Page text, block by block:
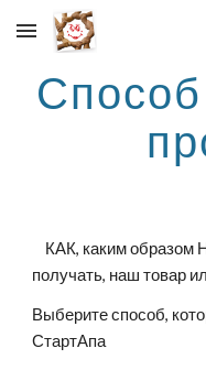
Skip to main content
КАК, каким образом
получать, наш товар
Выберите способ,
СтартАпа